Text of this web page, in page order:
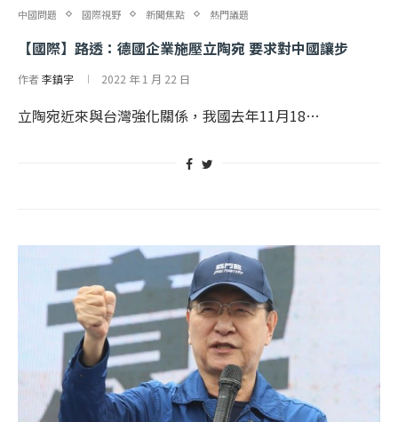
中國問題 國際視野 新聞焦點 熱門議題
【國際】路透：德國企業施壓立陶宛 要求對中國讓步
作者李鎮宇 2022 年 1 月 22 日
立陶宛近來與台灣強化關係，我國去年11月18…